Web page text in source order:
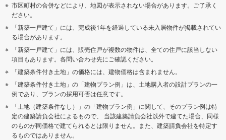
市区町村の合併などにより、地図が表示されない場合があります。ご了承く
ださい。
「新築一戸建て」には、完成後1年を経過している未入居物件が掲載されてい
る場合があります。
「新築一戸建て」には、販売住戸が複数の物件は、全ての住戸に該当しない
項目もあります。各問い合わせ先にご確認ください。
「建築条件付き土地」の価格には、建物価格は含まれません。
「建築条件付き土地」の「建物プラン例」は、土地購入者の設計プランの一
例であり、プランの採用可否は任意です。
「土地（建築条件なし）」の「建物プラン例」に関して、そのプラン例は特
定の建築請負会社によるもので、 当該建築請負会社以外で建てた場合、同様
のものが同価格で建てられるとは限りません。また、建築請負会社を特定す
るものではありません。